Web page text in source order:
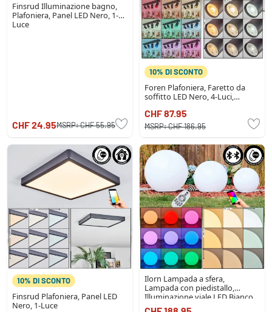
Finsrud Illuminazione bagno,
Plafoniera, Panel LED Nero, 1-
Luce
CHF 24.95MSRP:CHF 55.95
10% DI SCONTO
Foren Plafoniera, Faretto da
soffitto LED Nero, 4-Luci,
CHF 87.95
MSRP:CHF 186.95
10% DI SCONTO
Finsrud Plafoniera, Panel LED
Nero, 1-Luce
Ilorn Lampada a sfera,
Lampada con piedistallo,
Illuminazione viale LED Bianco,
3-Luci, Telecomando